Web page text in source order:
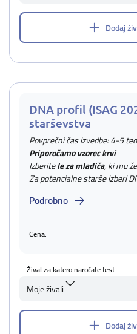
Dodaj
DNA profil (ISAG
starševstva
Povprečni čas izvedbe: 4-5
Priporočamo vzorec krvi
Izberitele za mladiča, ki mu
Za potencialne starše izberi
Podrobno
Cena:
Žival za katero naročate test
Moje živali
Dodaj